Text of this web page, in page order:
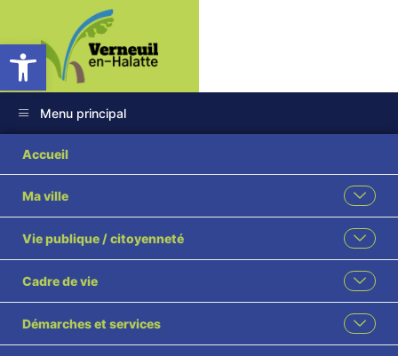
Ouvrir la barre d’outils
Menu principal
Accueil
Ma ville
Vie publique / citoyenneté
Cadre de vie
Démarches et services
2025-65 Acquisition
euro symbolique
commune parcelles
BP 85 BN 273
ARNAL visé